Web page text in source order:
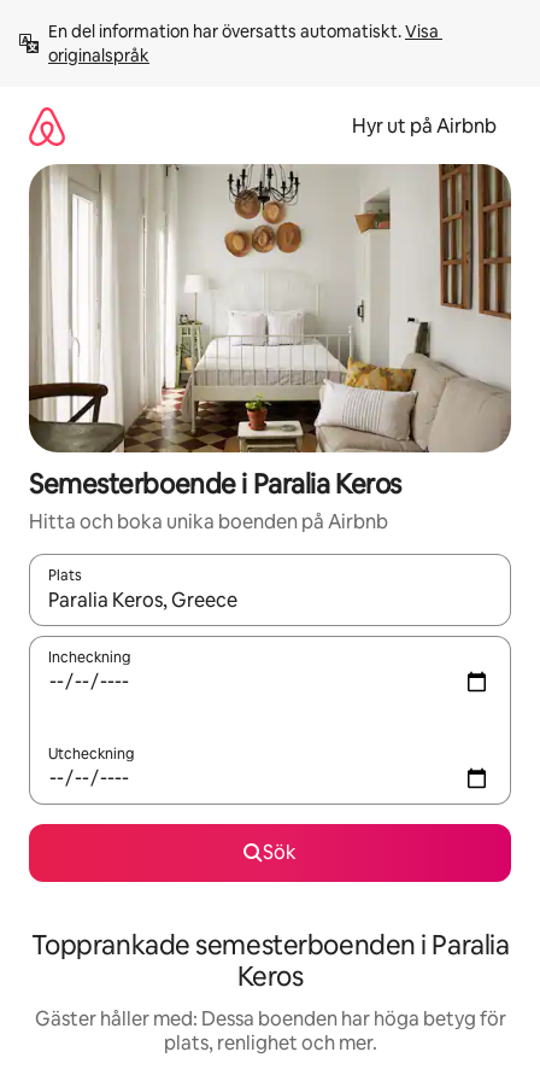
innehåll
En del information har översatts automatiskt. Visa
originalspråk
Hyr ut på Airbnb
Semesterboende i Paralia Keros
Hitta och boka unika boenden på Airbnb
Plats
När resultaten är tillgängliga kan du navigera med upp- och
Incheckning
Utcheckning
Sök
Topprankade semesterboenden i Paralia
Keros
Gäster håller med: Dessa boenden har höga betyg för
plats, renlighet och mer.